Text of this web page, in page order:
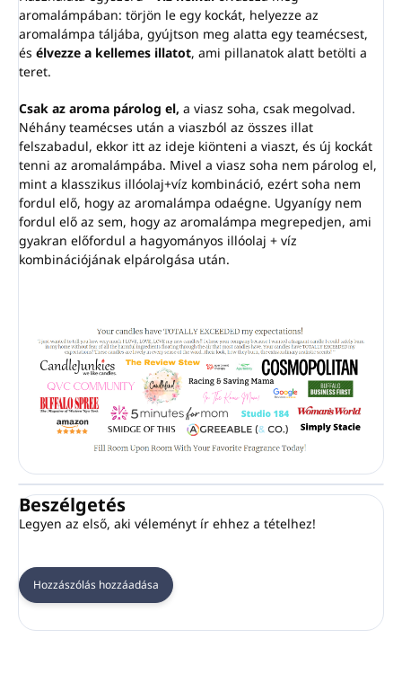
aromalámpában: törjön le egy kockát, helyezze az
aromalámpa táljába, gyújtson meg alatta egy teamécsest,
és élvezze a kellemes illatot, ami pillanatok alatt betölti a
teret.
Csak az aroma párolog el, a viasz soha, csak megolvad.
Néhány teamécses után a viaszból az összes illat
felszabadul, ekkor itt az ideje kiönteni a viaszt, és új kockát
tenni az aromalámpába. Mivel a viasz soha nem párolog el,
mint a klasszikus illóolaj+víz kombináció, ezért soha nem
fordul elő, hogy az aromalámpa odaégne. Ugyanígy nem
fordul elő az sem, hogy az aromalámpa megrepedjen, ami
gyakran előfordul a hagyományos illóolaj + víz
kombinációjának elpárolgása után.
Beszélgetés
Legyen az első, aki véleményt ír ehhez a tételhez!
Hozzászólás hozzáadása